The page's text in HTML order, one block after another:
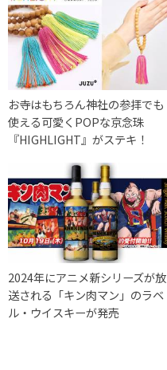
お寺はもちろん神社の参拝でも
使える可愛くPOPな京念珠
『HIGHLIGHT』がステキ！
2024年にアニメ新シリーズが放
送される「キン肉マン」のラベ
ル・ウイスキーが発売